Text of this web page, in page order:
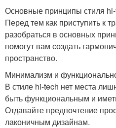
Основные принципы стиля
Перед тем как приступить к
разобраться в основных
помогут вам создать
пространство.
Минимализм и
В стиле hi-tech нет места
быть функциональным и
Отдавайте предпочтение
лаконичным дизайнам.